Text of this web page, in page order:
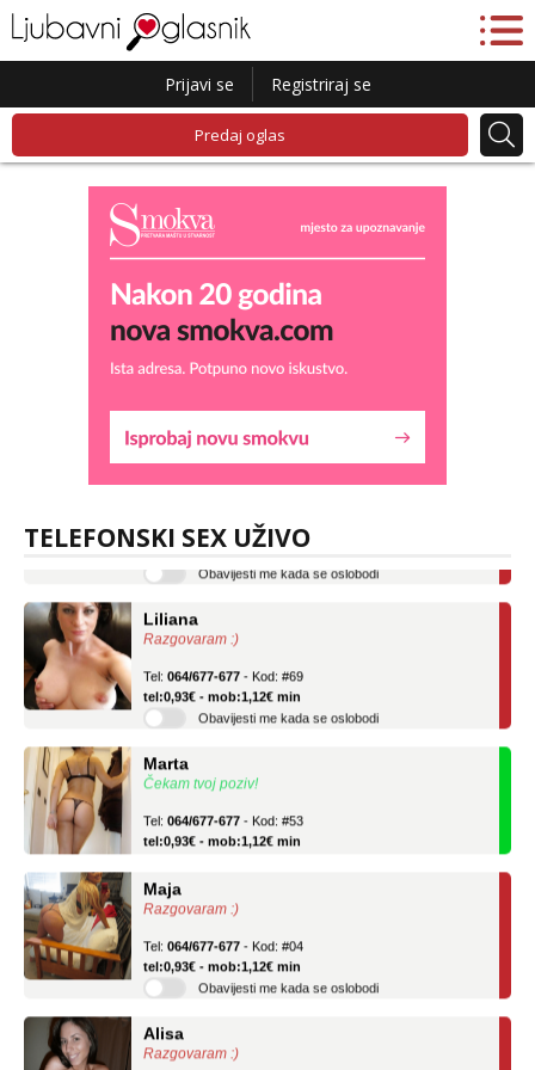
Prijavi se Registriraj se
Predaj oglas
TELEFONSKI SEX UŽIVO
Lucija
tel:0,93€ - mob:1,12€ min
Obavijesti me kada se oslobodi
Razgovaram :)
tel:0,93€ - mob:1,12€ min
Obavijesti me kada se oslobodi
Čekam tvoj poziv!
tel:0,93€ - mob:1,12€ min
Razgovaram :)
tel:0,93€ - mob:1,12€ min
Obavijesti me kada se oslobodi
Razgovaram :)